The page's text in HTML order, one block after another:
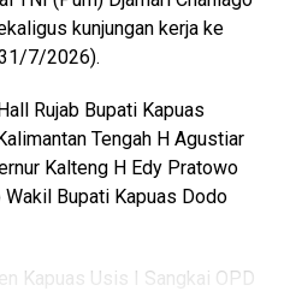
Piala Dunia ia kembali
terlibat cekcok dengan
dari dalam tersangka
pintu kemudian masuk
dan melanjutkan
kunjungan kerja ke
7/2026).
Rujab Bupati Kapuas
Tengah H Agustiar
Kalteng H Edy Pratowo
Bupati Kapuas Dodo
Kapuas Usis I Sangkai OPD